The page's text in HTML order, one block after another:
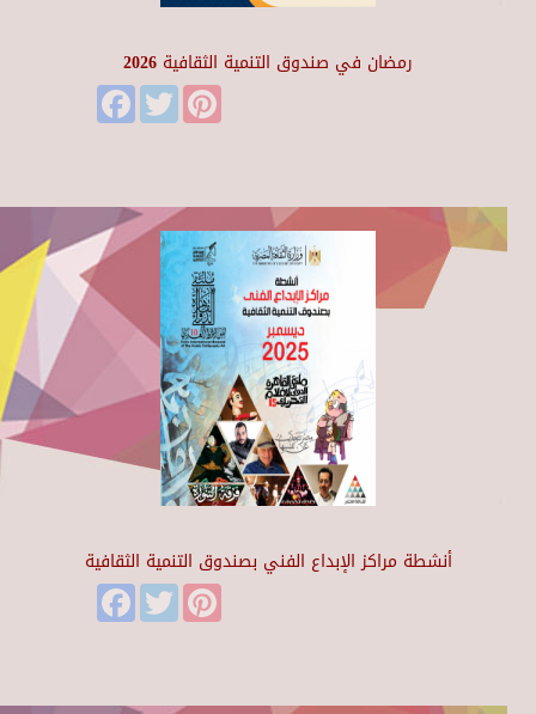
رمضان في صندوق التنمية الثقافية 2026
FacebookTwitter
أنشطة مراكز الإبداع الفني بصندوق التنمية الثقافية
FacebookTwitter